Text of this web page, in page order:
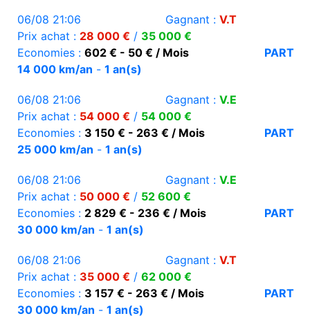
06/08 21:06 Gagnant : V.T
Prix achat : 28 000 € / 35 000 €
Economies : 602 € - 50 € / Mois
PART
14 000 km/an - 1 an(s)
06/08 21:06 Gagnant : V.E
Prix achat : 54 000 € / 54 000 €
Economies : 3 150 € - 263 € / Mois
PART
25 000 km/an - 1 an(s)
06/08 21:06 Gagnant : V.E
Prix achat : 50 000 € / 52 600 €
Economies : 2 829 € - 236 € / Mois
PART
30 000 km/an - 1 an(s)
06/08 21:06 Gagnant : V.T
Prix achat : 35 000 € / 62 000 €
Economies : 3 157 € - 263 € / Mois
PART
30 000 km/an - 1 an(s)